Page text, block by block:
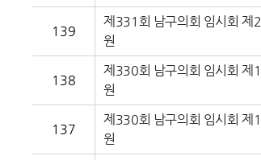
139
제331회 남구의회 임시회 제
원
138
제330회 남구의회 임시회 제
원
137
제330회 남구의회 임시회 제
원